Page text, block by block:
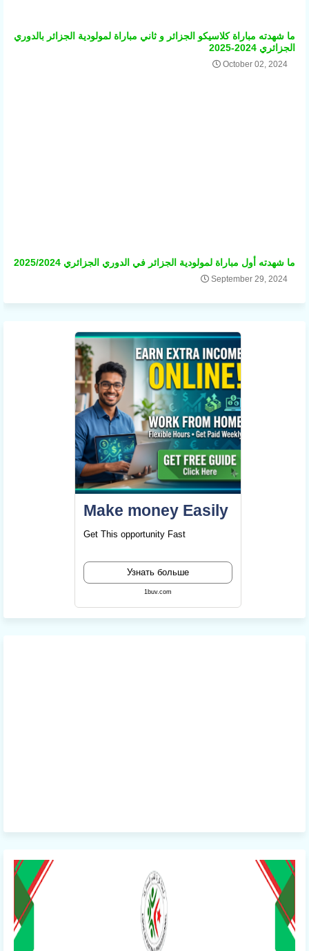
ما شهدته مباراة كلاسيكو الجزائر و ثاني مباراة لمولودية الجزائر بالدوري
الجزائري 2024-2025
October 02, 2024
ما شهدته أول مباراة لمولودية الجزائر في الدوري الجزائري 2025/2024
September 29, 2024
Make money Easily
Get This opportunity Fast
Узнать больше
1buv.com